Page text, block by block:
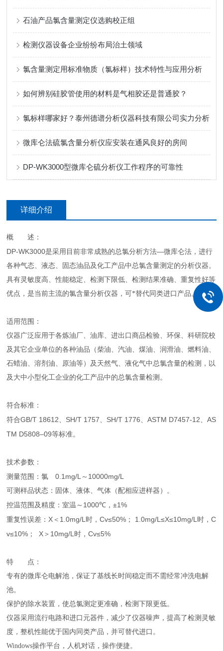
石油产品氯含量测定仪选购校正组
检测仪器设备企业纷纷布局治土领域
氯含量测定用标准物质（氯标样）技术特性与应用分析
如何辨别硅胶管使用的材料是气相胶还是普通胶？
氯标样哪家好？泰州德谱分析仪器科技有限公司实力分析
微库仑法硫氯含量分析仪应安装在通风良好的房间
DP-WK3000型微库仑硫分析仪工作程序的可靠性
详细介绍
概 述：
DP-WK3000是采用目前非常成熟的总氯分析方法—微库仑法，进行
各种气态、液态、固态油品及化工产品中总氯含量测定的分析仪器。
具有灵敏度高、性能稳定、检测下限低、检测结果准确、重复性好等
优点，是当前主流的氯含量分析仪器，可*替代同类进口产品。
适用范围：
仪器广泛应用于各炼油厂、油库、进出口商品检验、环保、科研院校
及其它企业单位的各种油品（柴油、汽油、煤油、润滑油、燃料油、
石蜡油、溶剂油、原油等）及天然气、液化气中总氯含量的检测，以
及大中小型化工企业的化工产品中的总氯含量检测。
符合标准：
符合GB/T 18612 SH/T 1757 SH/T 1776 、ASTM D7457-12 、AS
TM D5808–09等标准。
技术参数：
测量范围：氯0.1mg/L ～ 10000mg/L
可测样品状态：固体、液体、气体（配相应进样器）。
控温范围及精度：室温～ 1000℃ ，±1%
重复性误差： X ＜ 1.0mg/L 时，Cv≤50% ； 1.0mg/L≤X≤10mg/L 时，C
v≤10% ； X ＞ 10mg/L 时，Cv≤5%
特 点：
专有的微库仑电解池，保证了基线长时间稳定而不需经常冲洗电解
池。
保护的除水装置，使总氯测定更准确，检测下限更低。
仪器采用流行电路和进口元器件，减少了仪器噪声，提高了检测灵敏
度，整机性能优于国内同类产品，并可替代进口。
Windows操作平台，人机对话，操作便捷。